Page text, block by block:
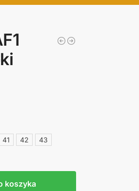
41 42 43
koszyka